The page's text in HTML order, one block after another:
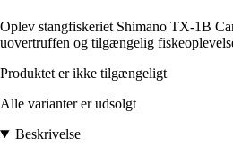
Oplev stangfiskeriet Shimano TX-1B
uovertruffen og tilgængelig
Produktet er ikke tilgængeligt
Alle varianter er udsolgt
Beskrivelse